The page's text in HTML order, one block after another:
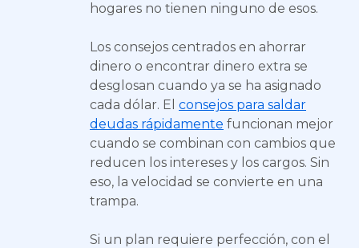
hogares no tienen ninguno de esos.
Los consejos centrados en ahorrar
dinero o encontrar dinero extra se
desglosan cuando ya se ha asignado
cada dólar. El consejos para saldar
deudas rápidamente funcionan mejor
cuando se combinan con cambios que
reducen los intereses y los cargos. Sin
eso, la velocidad se convierte en una
trampa.
Si un plan requiere perfección, con el